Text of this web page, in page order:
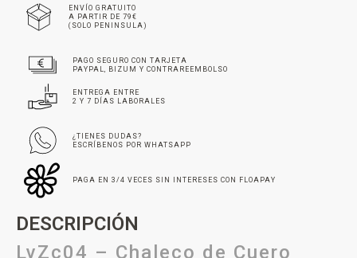
ENVÍO GRATUITO
A PARTIR DE 79€
(SOLO PENINSULA)
PAGO SEGURO CON TARJETA
PAYPAL, BIZUM Y CONTRAREEMBOLSO
ENTREGA ENTRE
2 Y 7 DÍAS LABORALES
¿TIENES DUDAS?
ESCRÍBENOS POR WHATSAPP
PAGA EN 3/4 VECES SIN INTERESES CON FLOAPAY
DESCRIPCIÓN
LvZc04 – Chaleco de Cuero